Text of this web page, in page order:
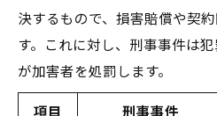
決するもので、損害賠償や契
す。これに対し、刑事事件は
が加害者を処罰します。
項目 刑事事件